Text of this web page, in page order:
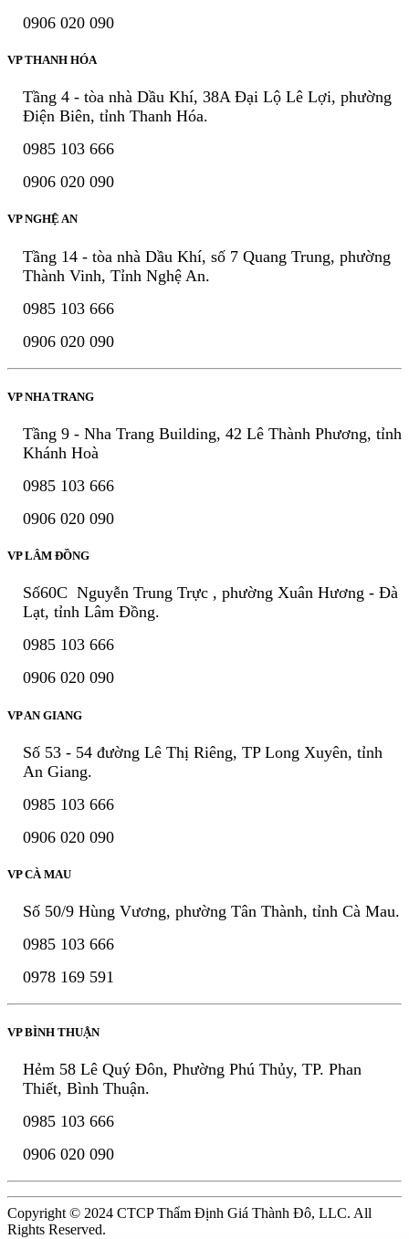
0906 020 090
VP THANH HÓA
Tầng 4 - tòa nhà Dầu Khí, 38A Đại Lộ Lê Lợi, phường
Điện Biên, tỉnh Thanh Hóa.
0985 103 666
0906 020 090
VP NGHỆ AN
Tầng 14 - tòa nhà Dầu Khí, số 7 Quang Trung, phường
Thành Vinh, Tỉnh Nghệ An.
0985 103 666
0906 020 090
VP NHA TRANG
Tầng 9 - Nha Trang Building, 42 Lê Thành Phương, tỉnh
Khánh Hoà
0985 103 666
0906 020 090
VP LÂM ĐỒNG
Số60C Nguyễn Trung Trực , phường Xuân Hương - Đà
Lạt, tỉnh Lâm Đồng.
0985 103 666
0906 020 090
VP AN GIANG
Số 53 - 54 đường Lê Thị Riêng, TP Long Xuyên, tỉnh
An Giang.
0985 103 666
0906 020 090
VP CÀ MAU
Số 50/9 Hùng Vương, phường Tân Thành, tỉnh Cà Mau.
0985 103 666
0978 169 591
VP BÌNH THUẬN
Hẻm 58 Lê Quý Đôn, Phường Phú Thủy, TP. Phan
Thiết, Bình Thuận.
0985 103 666
0906 020 090
Copyright © 2024 CTCP Thẩm Định Giá Thành Đô, LLC. All
Rights Reserved.